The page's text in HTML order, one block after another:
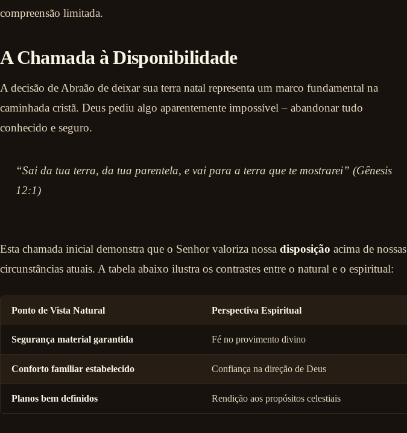
compreensão limitada.
A Chamada à Disponibilidade
A decisão de Abraão de deixar sua terra natal representa um marco fundamental na
caminhada cristã. Deus pediu algo aparentemente impossível – abandonar tudo
conhecido e seguro.
“Sai da tua terra, da tua parentela, e vai para a terra que te mostrarei” (Gênesis
12:1)
Esta chamada inicial demonstra que o Senhor valoriza nossa disposição acima de nossas
circunstâncias atuais. A tabela abaixo ilustra os contrastes entre o natural e o espiritual:
Ponto de Vista Natural Perspectiva Espiritual
Segurança material garantida Fé no provimento divino
Conforto familiar estabelecido Confiança na direção de Deus
Planos bem definidos Rendição aos propósitos celestiais